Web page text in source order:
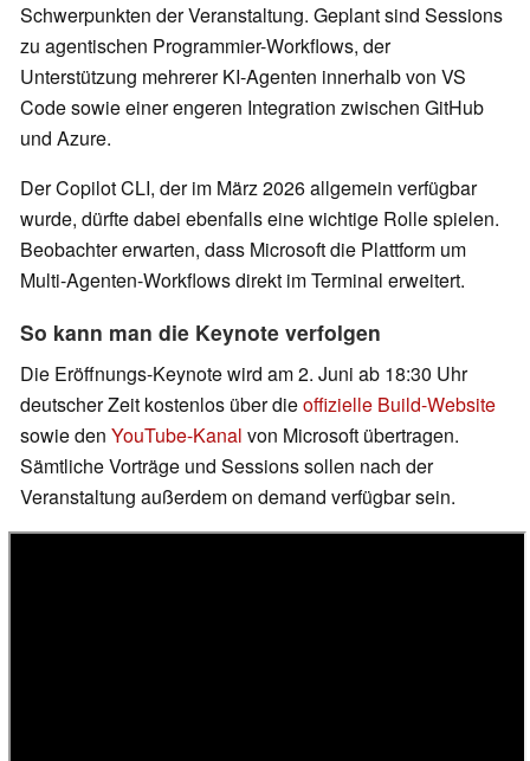
Schwerpunkten der Veranstaltung. Geplant sind Sessions
zu agentischen Programmier-Workflows, der
Unterstützung mehrerer KI-Agenten innerhalb von VS
Code sowie einer engeren Integration zwischen GitHub
und Azure.
Der Copilot CLI, der im März 2026 allgemein verfügbar
wurde, dürfte dabei ebenfalls eine wichtige Rolle spielen.
Beobachter erwarten, dass Microsoft die Plattform um
Multi-Agenten-Workflows direkt im Terminal erweitert.
So kann man die Keynote verfolgen
Die Eröffnungs-Keynote wird am 2. Juni ab 18:30 Uhr
deutscher Zeit kostenlos über dieoffizielle Build-Website
sowie den YouTube-Kanal von Microsoft übertragen.
Sämtliche Vorträge und Sessions sollen nach der
Veranstaltung außerdem on demand verfügbar sein.